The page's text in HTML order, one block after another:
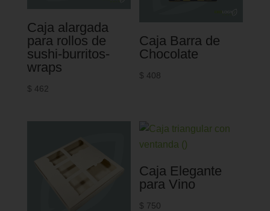
Caja alargada
para rollos de
sushi-burritos-
wraps
$ 462
Caja Barra de
Chocolate
$ 408
Caja Elegante
para Vino
$ 750